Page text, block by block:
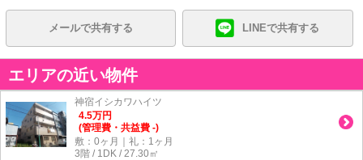
メールで共有する LINEで共有する
エリアの近い物件
神宿イシカワハイツ
4.5万円
(管理費・共益費 -)
敷：0ヶ月｜礼：1ヶ月
3階 / 1DK / 27.30㎡